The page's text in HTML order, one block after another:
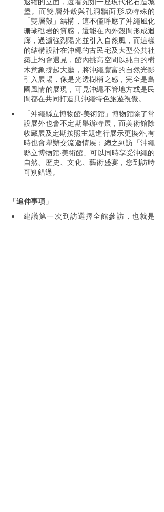
堡。而雙層外殼與孔洞牆面形成特殊的
「雙層殼」結構，這不僅呼應了沖繩風化
珊瑚礁岩的質感，還能在內外殼間形成迴
廊，過濾強烈陽光並引入自然風，而這樣
的結構設計在沖繩的古民宅及大型公共社
築上均會遇見，館內挑高空間以純白的樹
木意象撐起大廳，將沖繩豐富的自然光影
引入展場，像是光透樹梢之感，完全是島
國風情的展現，可見沖繩不管地方或是民
間都在共同打造具沖繩特色旅遊視覺。
「沖繩縣立博物館‧美術館」博物館除了常
設展外也會不定期舉辦特展，而美術館除
收藏展及定期按照主題進行展示更換外,有
時也會舉辦交流邀情展；總之到訪「沖繩
縣立博物館‧美術館」可以同時享受沖繩的
自然、歷史、文化、藝術盛宴，您到訪時
可別錯過。
「追伸事項」
建議第一次到訪選擇全館參訪，也就是